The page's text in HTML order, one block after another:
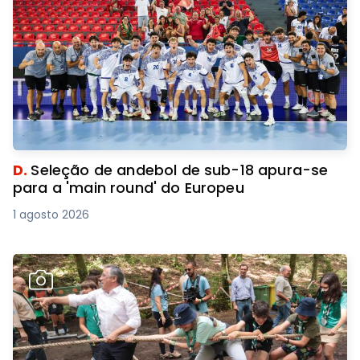
D. Seleção de andebol de sub-18 apura-se
para a 'main round' do Europeu
1 agosto 2026